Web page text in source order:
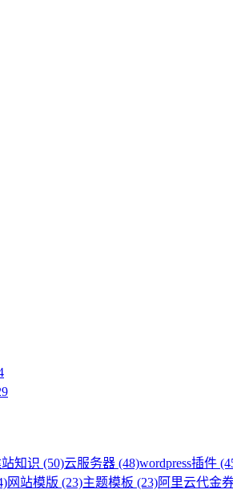
知识 (50)云服务器 (48)wordpress插件
网站模版 (23)主题模板 (23)阿里云代金